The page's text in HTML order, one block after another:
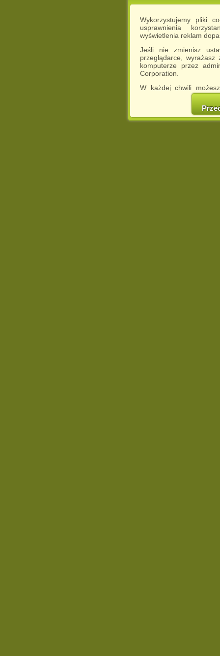
Wykorzystujemy pliki
usprawnienia
wyświetlenia reklam
Jeśli nie zmienisz
przeglądarce,
komputerze przez
Corporation.
W każdej chwili
cookies w swojej
w naszej
http://chomikuj.pl/